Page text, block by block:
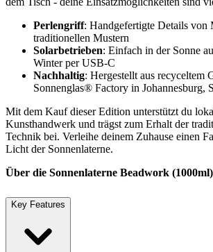
Perlengriff: Handgefertigte Details von
traditionellen Mustern
Solarbetrieben: Einfach in der Sonne
Winter per USB-C
Nachhaltig: Hergestellt aus recyceltem
Sonnenglas® Factory in Johannesburg,
Mit dem Kauf dieser Edition unterstützt du
Kunsthandwerk und trägst zum Erhalt der
Technik bei. Verleihe deinem Zuhause einen
Licht der Sonnenlaterne.
Über die Sonnenlaterne Beadwork (1000ml)
Key Features